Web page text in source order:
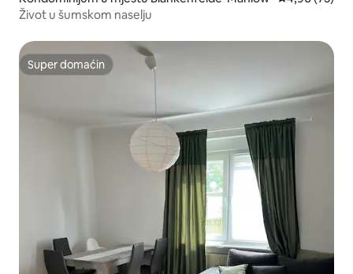
Život u šumskom naselju
Super domaćin
Super domaćin